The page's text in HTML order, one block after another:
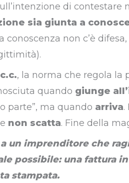
di contestare
sia giunta a
non c’è
, la norma che regola la
quando giunge
parte”, ma quando arriva.
non scatta. Fine della
un imprenditore che
possibile: una fattura
stampata.